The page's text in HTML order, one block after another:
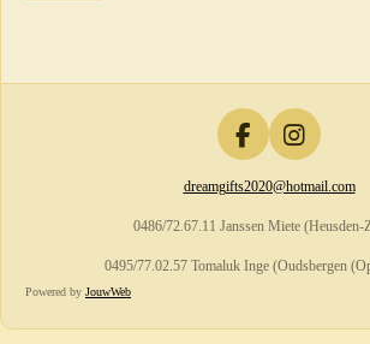
F
a
c
b
o
I
n
s
a
g
m
dreamgifts2020@hotmail.com
0486/72.67.11 Janssen Miete (Heusden-
0495/77.02.57 Tomaluk Inge (Oudsbergen
Powered by JouwWeb